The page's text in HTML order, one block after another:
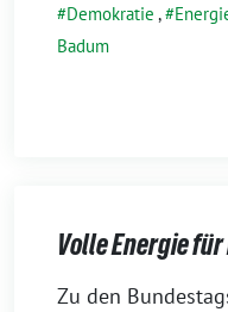
Demokratie ,
Badum
Volle Energie
12.
Zu den